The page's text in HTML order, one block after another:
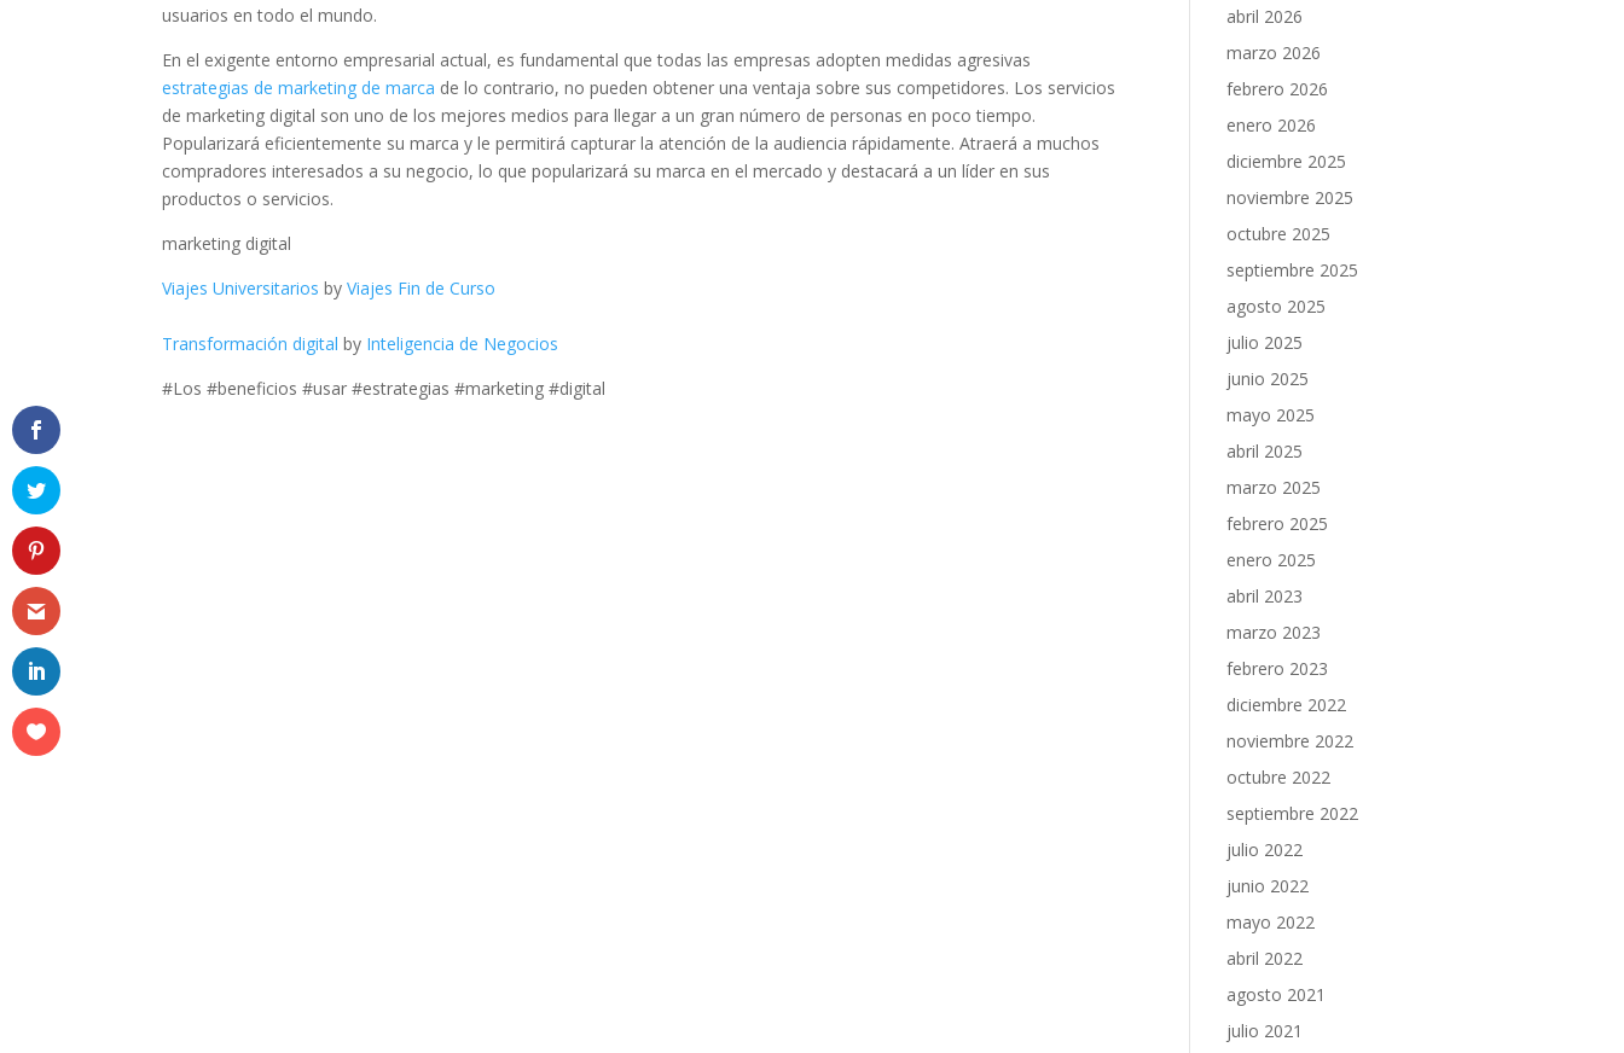
usuarios en todo el mundo.
En el exigente entorno empresarial actual, es fundamental que todas las empresas adopten medidas agresivas
estrategias de marketing de marca de lo contrario, no pueden obtener una ventaja sobre sus competidores. Los servicios
de marketing digital son uno de los mejores medios para llegar a un gran número de personas en poco tiempo.
Popularizará eficientemente su marca y le permitirá capturar la atención de la audiencia rápidamente. Atraerá a muchos
compradores interesados ​​a su negocio, lo que popularizará su marca en el mercado y destacará a un líder en sus
productos o servicios.
marketing digital
Viajes Universitarios byViajes Fin de Curso
Transformación digital by Inteligencia de Negocios
#Los #beneficios #usar #estrategias #marketing #digital
abril 2026
marzo 2026
febrero 2026
enero 2026
diciembre 2025
noviembre 2025
octubre 2025
septiembre 2025
agosto 2025
julio 2025
junio 2025
mayo 2025
abril 2025
marzo 2025
febrero 2025
enero 2025
abril 2023
marzo 2023
febrero 2023
diciembre 2022
noviembre 2022
octubre 2022
septiembre 2022
julio 2022
junio 2022
mayo 2022
abril 2022
agosto 2021
julio 2021